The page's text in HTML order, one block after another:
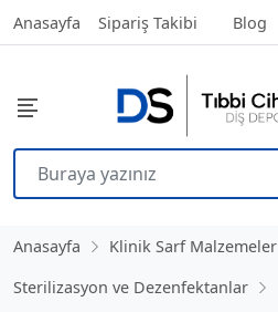
Anasayfa Sipariş Takibi Blog
Anasayfa
Klinik Sarf Malzemeler
Sterilizasyon ve Dezenfektanlar